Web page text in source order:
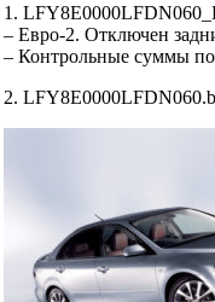
1.
– Евро-2. Отключен
– Контрольные суммы
2.